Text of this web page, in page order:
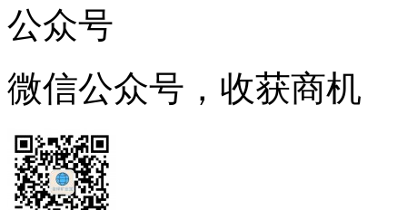
公众号
微信公众号，收获商机